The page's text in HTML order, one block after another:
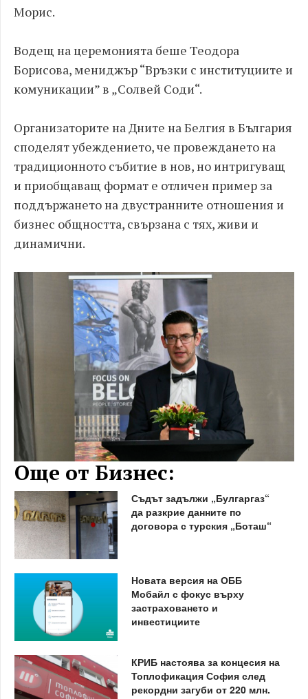
Морис.
Водещ на церемонията беше Теодора
Борисова, мениджър “Връзки с институциите и
комуникации” в „Солвей Соди“.
Организаторите на Дните на Белгия в България
споделят убеждението, че провеждането на
традиционното събитие в нов, но интригуващ
и приобщаващ формат е отличен пример за
поддържането на двустранните отношения и
бизнес общността, свързана с тях, живи и
динамични.
Още от Бизнес:
Съдът задължи „Булгаргаз“
да разкрие данните по
договора с турския „Боташ“
Новата версия на ОББ
Мобайл с фокус върху
застраховането и
инвестициите
КРИБ настоява за концесия на
Топлофикация София след
рекордни загуби от 220 млн.